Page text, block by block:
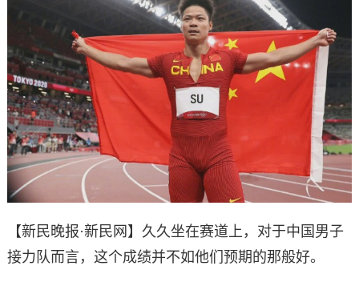
【新民晚报·新民网】久久坐在赛道上，对于中国男子
接力队而言，这个成绩并不如他们预期的那般好。